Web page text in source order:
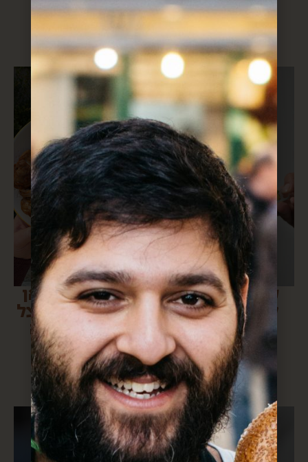
פרגית בסילאן
וסומק (עם בצל
מטוגן ופירה
חלומי)
סלט “כל מה
שנשאר לכם
מהמנגל של